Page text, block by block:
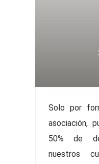
Solo por
asociación,
50% de
nuestros